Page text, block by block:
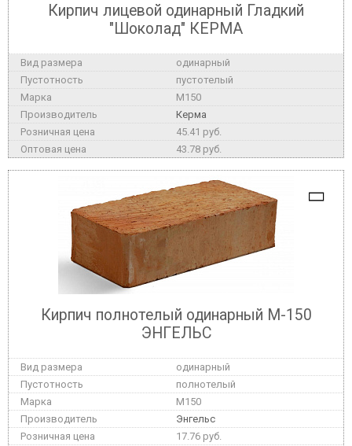
Кирпич лицевой одинарный Гладкий
"Шоколад" КЕРМА
одинарный
пустотелый
M150
Керма
45.41 руб.
43.78 руб.
Кирпич полнотелый одинарный М-150
ЭНГЕЛЬС
одинарный
полнотелый
M150
Энгельс
17.76 руб.